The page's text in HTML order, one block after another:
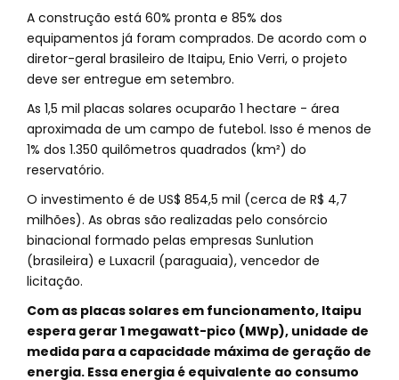
A construção está 60% pronta e 85% dos
equipamentos já foram comprados. De acordo com o
diretor-geral brasileiro de Itaipu, Enio Verri, o projeto
deve ser entregue em setembro.
As 1,5 mil placas solares ocuparão 1 hectare - área
aproximada de um campo de futebol. Isso é menos de
1% dos 1.350 quilômetros quadrados (km²) do
reservatório.
O investimento é de US$ 854,5 mil (cerca de R$ 4,7
milhões). As obras são realizadas pelo consórcio
binacional formado pelas empresas Sunlution
(brasileira) e Luxacril (paraguaia), vencedor de
licitação.
Com as placas solares em funcionamento, Itaipu
espera gerar 1 megawatt-pico (MWp), unidade de
medida para a capacidade máxima de geração de
energia. Essa energia é equivalente ao consumo